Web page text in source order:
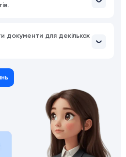
документи для декількох